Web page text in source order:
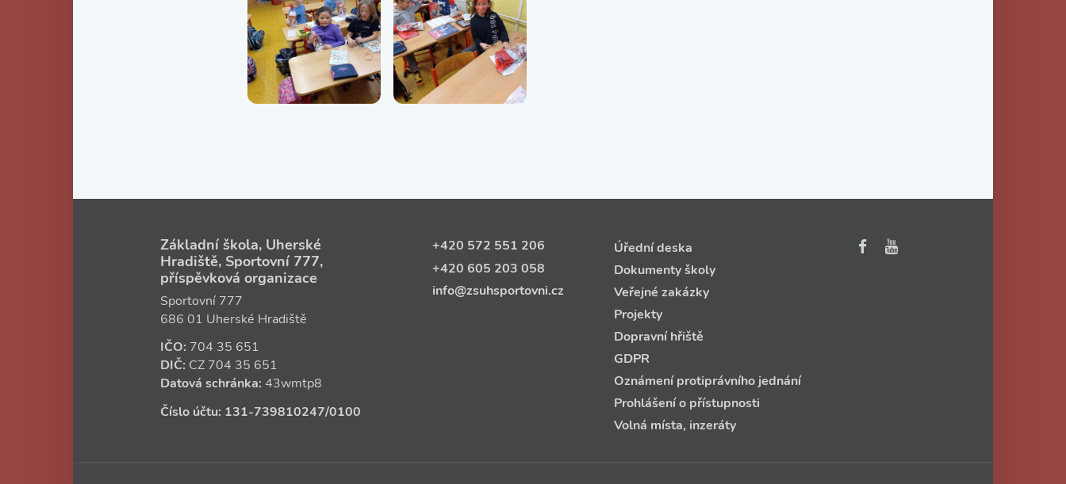
Základní škola, Uherské
Hradiště, Sportovní 777,
příspěvková organizace
Sportovní 777
686 01 Uherské Hradiště
IČO: 704 35 651
DIČ: CZ 704 35 651
Datová schránka: 43wmtp8
Číslo účtu: 131‑739810247/0100
+420 572 551 206
+420 605 203 058
info@zsuhsportovni.cz
Úřední deska
Dokumenty školy
Veřejné zakázky
Projekty
Dopravní hřiště
GDPR
Oznámení protiprávního jednání
Prohlášení o přístupnosti
Volná místa, inzeráty